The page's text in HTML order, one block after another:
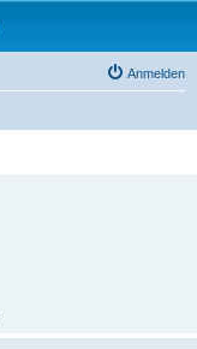
Anmelden